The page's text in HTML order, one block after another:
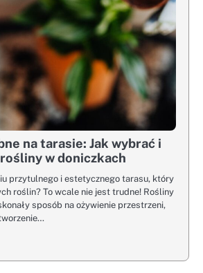
na tarasie: Jak wybrać i
w doniczkach
przytulnego i estetycznego tarasu, który
roślin? To wcale nie jest trudne! Rośliny
sposób na ożywienie przestrzeni,